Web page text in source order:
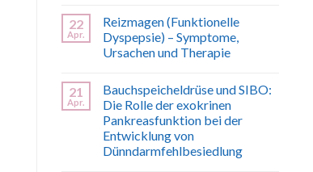
zu
SIBO
erkennen
und
Interview
mit
Prof.
Dr.
med.
Voigt
von
VOC-
22
Apr.
Reizmagen (Funktionelle
Dyspepsie) – Symptome,
Ursachen und Therapie
zu
Reizmagen
(Funktionelle
Dyspepsie)
–
Symptome,
Ursachen
21
Apr.
Bauchspeicheldrüse und SIBO:
Die Rolle der exokrinen
Pankreasfunktion bei der
Entwicklung von
Dünndarmfehlbesiedlung